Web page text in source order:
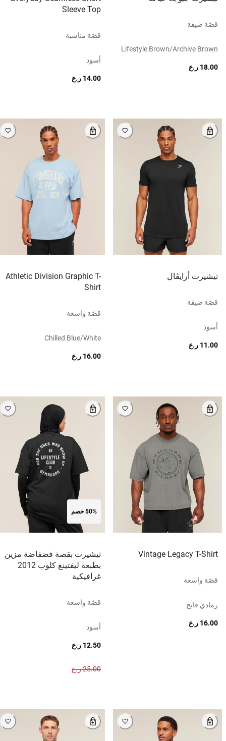
قصّة ضيقة
Lifestyle Brown/archive Brown
18.00 ر.ع
Sleeve Top
قصّة مناسبة
أسود
14.00 ر.ع
تيشيرت أرايڤال
قصّة ضيقة
أسود
11.00 ر.ع
Athletic Division Graphic T-
Shirt
قصّة واسعة
Chilled Blue/white
16.00 ر.ع
Vintage Legacy T-Shirt
قصّة واسعة
رمادي فاتح
16.00 ر.ع
50% خصم
تيشيرت بقصة فضفاضة مزين
بطبعة ليفتينغ كلوب 2012
غرافيكية
قصّة واسعة
أسود
12.50 ر.ع
25.00 ر.ع